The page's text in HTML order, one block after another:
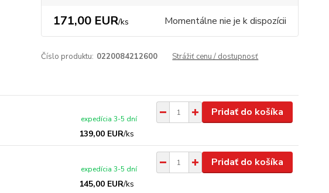
171,00 EUR/ks Momentálne nie je k dispozícii
Číslo produktu: 0220084212600 Strážiť cenu / dostupnosť
139,00 EUR/ks
expedícia 3-5 dní
Pridať do košíka
145,00 EUR/ks
expedícia 3-5 dní
Pridať do košíka